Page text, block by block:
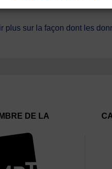
plus sur la façon dont les
DE LA